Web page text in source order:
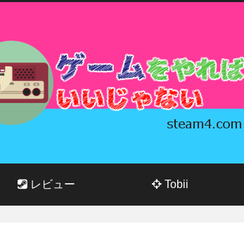
レビュー Tobii